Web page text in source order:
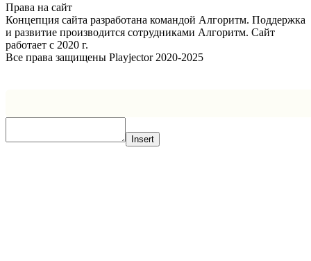
Права на сайт
Концепция сайта разработана командой Алгоритм. Поддержка
и развитие производится сотрудниками Алгоритм. Сайт
работает с 2020 г.
Все права защищены Playjector 2020-2025
Insert